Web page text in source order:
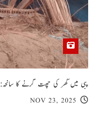
پبی میں گھر کی چھت گرنے کا سانحہ: 5 افراد جان کی بازی ہار گئے، 3 زخمی
NOV 23, 2025